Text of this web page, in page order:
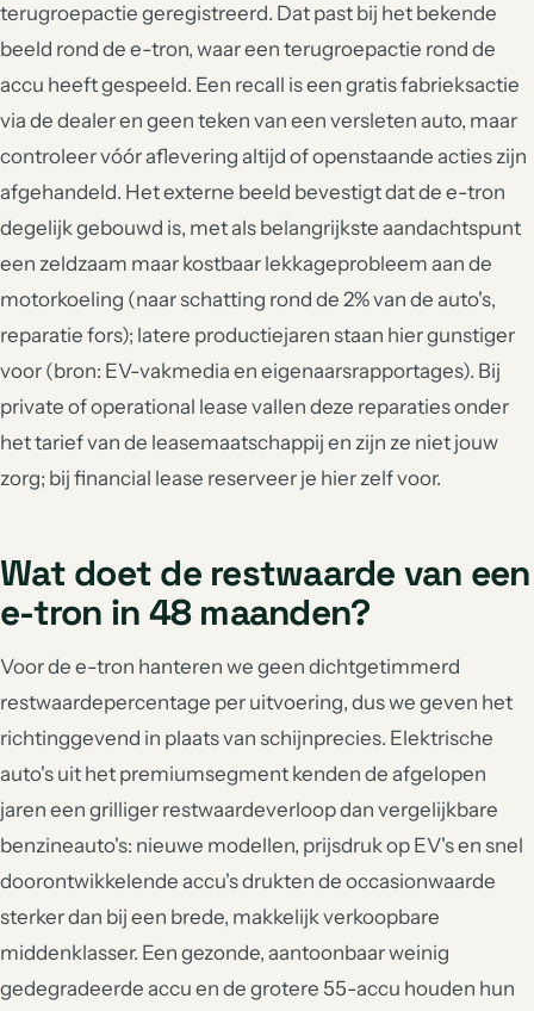
terugroepactie geregistreerd. Dat past bij het bekende
beeld rond de e-tron, waar een terugroepactie rond de
accu heeft gespeeld. Een recall is een gratis fabrieksactie
via de dealer en geen teken van een versleten auto, maar
controleer vóór aflevering altijd of openstaande acties zijn
afgehandeld. Het externe beeld bevestigt dat de e-tron
degelijk gebouwd is, met als belangrijkste aandachtspunt
een zeldzaam maar kostbaar lekkageprobleem aan de
motorkoeling (naar schatting rond de 2% van de auto's,
reparatie fors); latere productiejaren staan hier gunstiger
voor (bron: EV-vakmedia en eigenaarsrapportages). Bij
private of operational lease vallen deze reparaties onder
het tarief van de leasemaatschappij en zijn ze niet jouw
zorg; bij financial lease reserveer je hier zelf voor.
Wat doet de restwaarde van een
e-tron in 48 maanden?
Voor de e-tron hanteren we geen dichtgetimmerd
restwaardepercentage per uitvoering, dus we geven het
richtinggevend in plaats van schijnprecies. Elektrische
auto's uit het premiumsegment kenden de afgelopen
jaren een grilliger restwaardeverloop dan vergelijkbare
benzineauto's: nieuwe modellen, prijsdruk op EV's en snel
doorontwikkelende accu's drukten de occasionwaarde
sterker dan bij een brede, makkelijk verkoopbare
middenklasser. Een gezonde, aantoonbaar weinig
gedegradeerde accu en de grotere 55-accu houden hun